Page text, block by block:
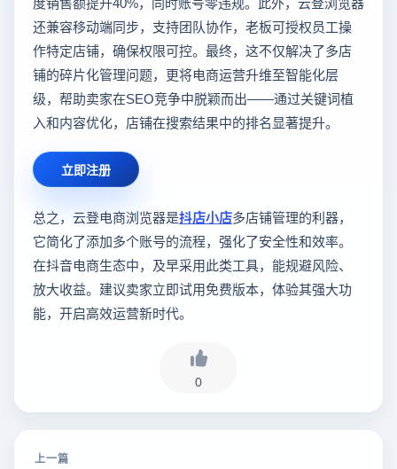
还兼容移动端同步，支持团队协作，老板可授权员工操
作特定店铺，确保权限可控。最终，这不仅解决了多店
铺的碎片化管理问题，更将电商运营升维至智能化层
级，帮助卖家在SEO竞争中脱颖而出——通过关键词植
入和内容优化，店铺在搜索结果中的排名显著提升。
立即注册
总之，云登电商浏览器是抖店小店多店铺管理的利器，
它简化了添加多个账号的流程，强化了安全性和效率。
在抖音电商生态中，及早采用此类工具，能规避风险、
放大收益。建议卖家立即试用免费版本，体验其强大功
能，开启高效运营新时代。
0
上一篇